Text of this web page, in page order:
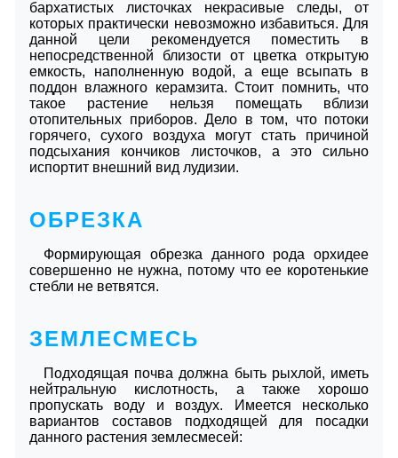
бархатистых листочках некрасивые следы, от
которых практически невозможно избавиться. Для
данной цели рекомендуется поместить в
непосредственной близости от цветка открытую
емкость, наполненную водой, а еще всыпать в
поддон влажного керамзита. Стоит помнить, что
такое растение нельзя помещать вблизи
отопительных приборов. Дело в том, что потоки
горячего, сухого воздуха могут стать причиной
подсыхания кончиков листочков, а это сильно
испортит внешний вид лудизии.
ОБРЕЗКА
Формирующая обрезка данного рода орхидее
совершенно не нужна, потому что ее коротенькие
стебли не ветвятся.
ЗЕМЛЕСМЕСЬ
Подходящая почва должна быть рыхлой, иметь
нейтральную кислотность, а также хорошо
пропускать воду и воздух. Имеется несколько
вариантов составов подходящей для посадки
данного растения землесмесей: